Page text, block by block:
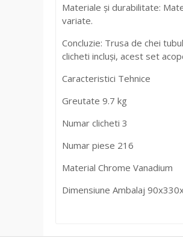
Materiale și durabilitate:
variate.
Concluzie: Trusa de chei
clicheti incluși, acest set
Caracteristici Tehnice
Greutate 9.7 kg
Numar clicheti 3
Numar piese 216
Material Chrome Vanadium
Dimensiune Ambalaj